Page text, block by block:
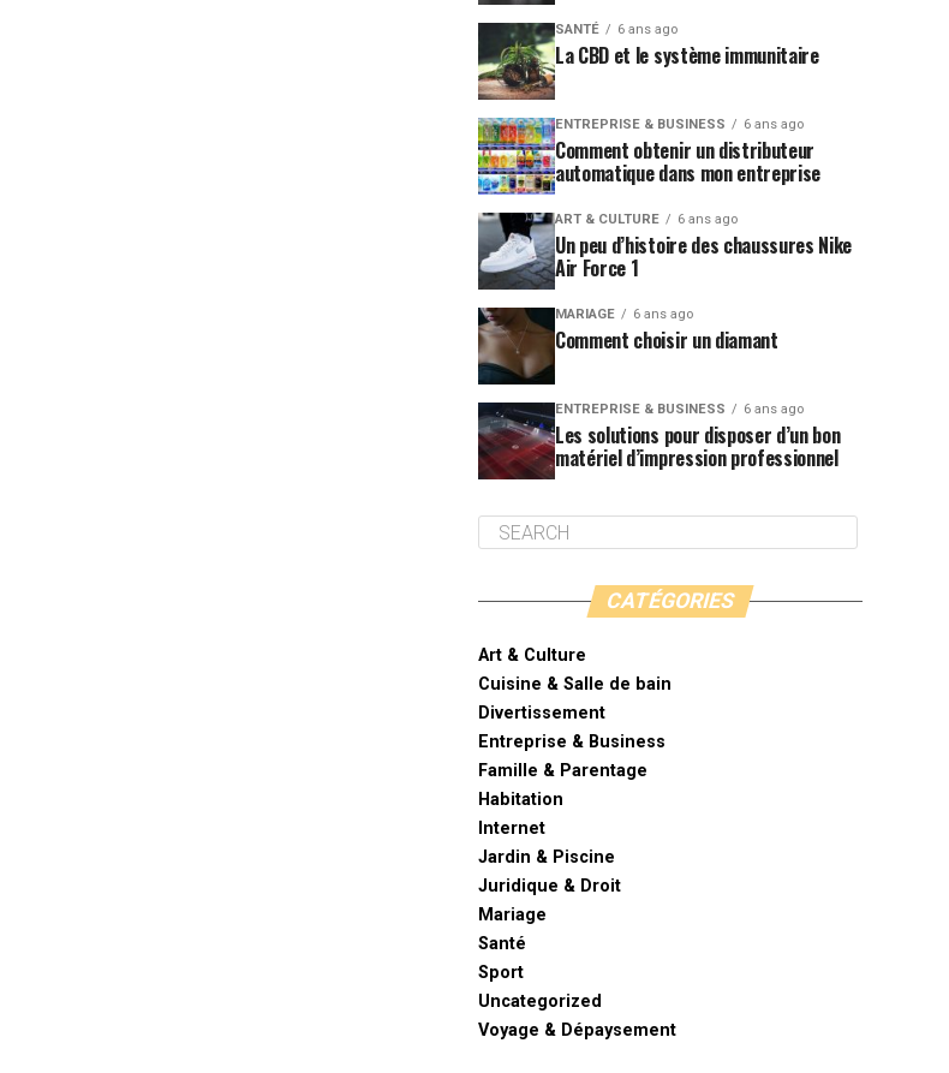
SANTÉ 6 ans ago
La CBD et le système immunitaire
ENTREPRISE & BUSINESS 6 ans ago
Comment obtenir un distributeur
automatique dans mon entreprise
ART & CULTURE 6 ans ago
Un peu d’histoire des chaussures Nike
Air Force 1
MARIAGE 6 ans ago
Comment choisir un diamant
ENTREPRISE & BUSINESS 6 ans ago
Les solutions pour disposer d’un bon
matériel d’impression professionnel
CATÉGORIES
Art & Culture
Cuisine & Salle de bain
Divertissement
Entreprise & Business
Famille & Parentage
Habitation
Internet
Jardin & Piscine
Juridique & Droit
Mariage
Santé
Sport
Uncategorized
Voyage & Dépaysement